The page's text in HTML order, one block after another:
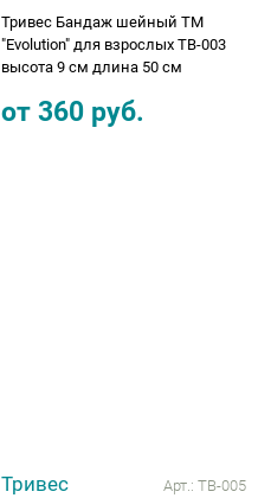
Тривес Бандаж шейный ТМ
"Evolution" для взрослых ТВ-003
высота 9 см длина 50 см
от 360 руб.
Тривес Арт.: ТВ-005